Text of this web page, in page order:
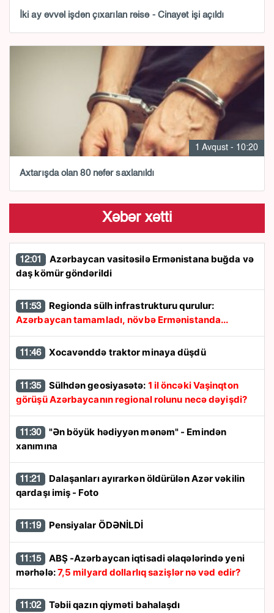
İki ay əvvəl işdən çıxarılan rəisə - Cinayət işi açıldı
1 Avqust - 10:20
Axtarışda olan 80 nəfər saxlanıldı
Xəbər xətti
12:01
daş kömür göndərildi
11:53
Regionda sülh infrastrukturu qurulur:
Azərbaycan tamamladı, növbə Ermənistanda...
11:46 Xocavənddə traktor minaya düşdü
11:35 Sülhdən geosiyasətə: 1 il öncəki Vaşinqton
görüşü Azərbaycanın regional rolunu necə dəyişdi?
11:30
xanımına
11:21
qardaşı imiş - Foto
11:19 Pensiyalar ÖDƏNİLDİ
11:15
mərhələ:7,5 milyard dollarlıq sazişlər nə vəd edir?
11:02 Təbii qazın qiyməti bahalaşdı